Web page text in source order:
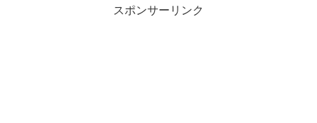
スポンサーリンク